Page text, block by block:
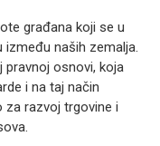
građana koji se u
naših zemalja.
pravnoj osnovi, koja
i na taj način
za razvoj trgovine i